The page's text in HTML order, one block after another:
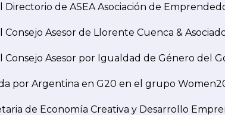
Directorio de ASEA Asociación de
Asesor de Llorente Cuenca &
Consejo Asesor por Igualdad de Género del
por Argentina en G20 en el grupo
de Economía Creativa y Desarrollo